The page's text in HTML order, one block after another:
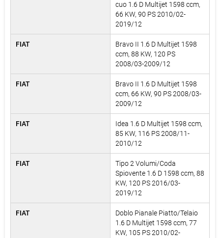
cuo 1.6 D Multijet 1598 ccm,
66 KW, 90 PS 2010/02-
2019/12
FIAT
Bravo II 1.6 D Multijet 1598
ccm, 88 KW, 120 PS
2008/03-2009/12
FIAT
Bravo II 1.6 D Multijet 1598
ccm, 66 KW, 90 PS 2008/03-
2009/12
FIAT
Idea 1.6 D Multijet 1598 ccm,
85 KW, 116 PS 2008/11-
2010/12
FIAT
Tipo 2 Volumi/Coda
Spiovente 1.6 D 1598 ccm, 88
KW, 120 PS 2016/03-
2019/12
FIAT
Doblo Pianale Piatto/Telaio
1.6 D Multijet 1598 ccm, 77
KW, 105 PS 2010/02-